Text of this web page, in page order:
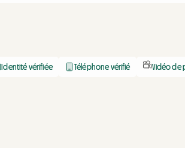
Identité vérifiée Téléphone vérifié Vidéo de